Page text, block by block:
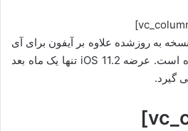
به روزشده علاوه بر آیفون برای آی
پد و آی پاد تاچ قابل استفاده است. عرضه iOS 11.2 تنها یک ماه بعد
[/vc_column_text]